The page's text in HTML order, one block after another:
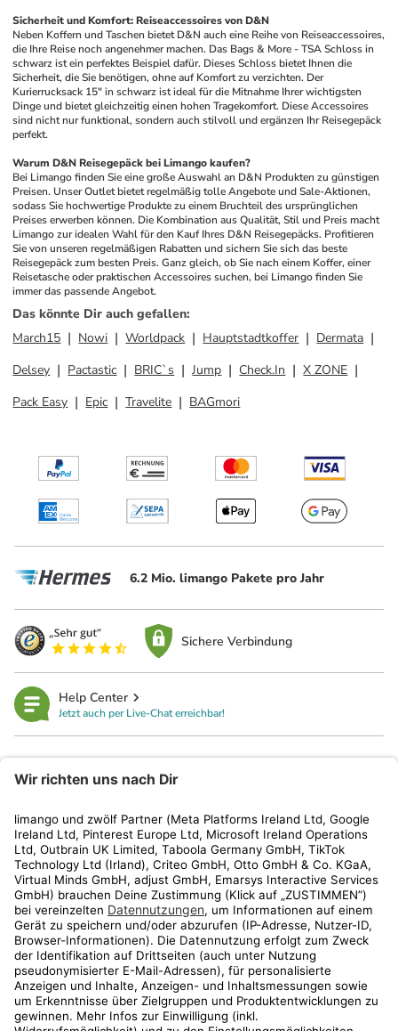
Sicherheit und Komfort: Reiseaccessoires von D&N
Neben Koffern und Taschen bietet D&N auch eine Reihe von Reiseaccessoires,
die Ihre Reise noch angenehmer machen. Das Bags & More - TSA Schloss in
schwarz ist ein perfektes Beispiel dafür. Dieses Schloss bietet Ihnen die
Sicherheit, die Sie benötigen, ohne auf Komfort zu verzichten. Der
Kurierrucksack 15" in schwarz ist ideal für die Mitnahme Ihrer wichtigsten
Dinge und bietet gleichzeitig einen hohen Tragekomfort. Diese Accessoires
sind nicht nur funktional, sondern auch stilvoll und ergänzen Ihr Reisegepäck
perfekt.
Warum D&N Reisegepäck bei Limango kaufen?
Bei Limango finden Sie eine große Auswahl an D&N Produkten zu günstigen
Preisen. Unser Outlet bietet regelmäßig tolle Angebote und Sale-Aktionen,
sodass Sie hochwertige Produkte zu einem Bruchteil des ursprünglichen
Preises erwerben können. Die Kombination aus Qualität, Stil und Preis macht
Limango zur idealen Wahl für den Kauf Ihres D&N Reisegepäcks. Profitieren
Sie von unseren regelmäßigen Rabatten und sichern Sie sich das beste
Reisegepäck zum besten Preis. Ganz gleich, ob Sie nach einem Koffer, einer
Reisetasche oder praktischen Accessoires suchen, bei Limango finden Sie
immer das passende Angebot.
Das könnte Dir auch gefallen:
March15
Nowi Worldpack Hauptstadtkoffer
Dermata
Delsey
Pactastic BRIC`s Jump Check.In
X ZONE
Pack Easy
Epic Travelite BAGmori
6.2 Mio. limango Pakete pro Jahr
Sichere Verbindung
Help Center
Jetzt auch per Live-Chat erreichbar!
Kundenservice
Shop
Aktionen
Travel